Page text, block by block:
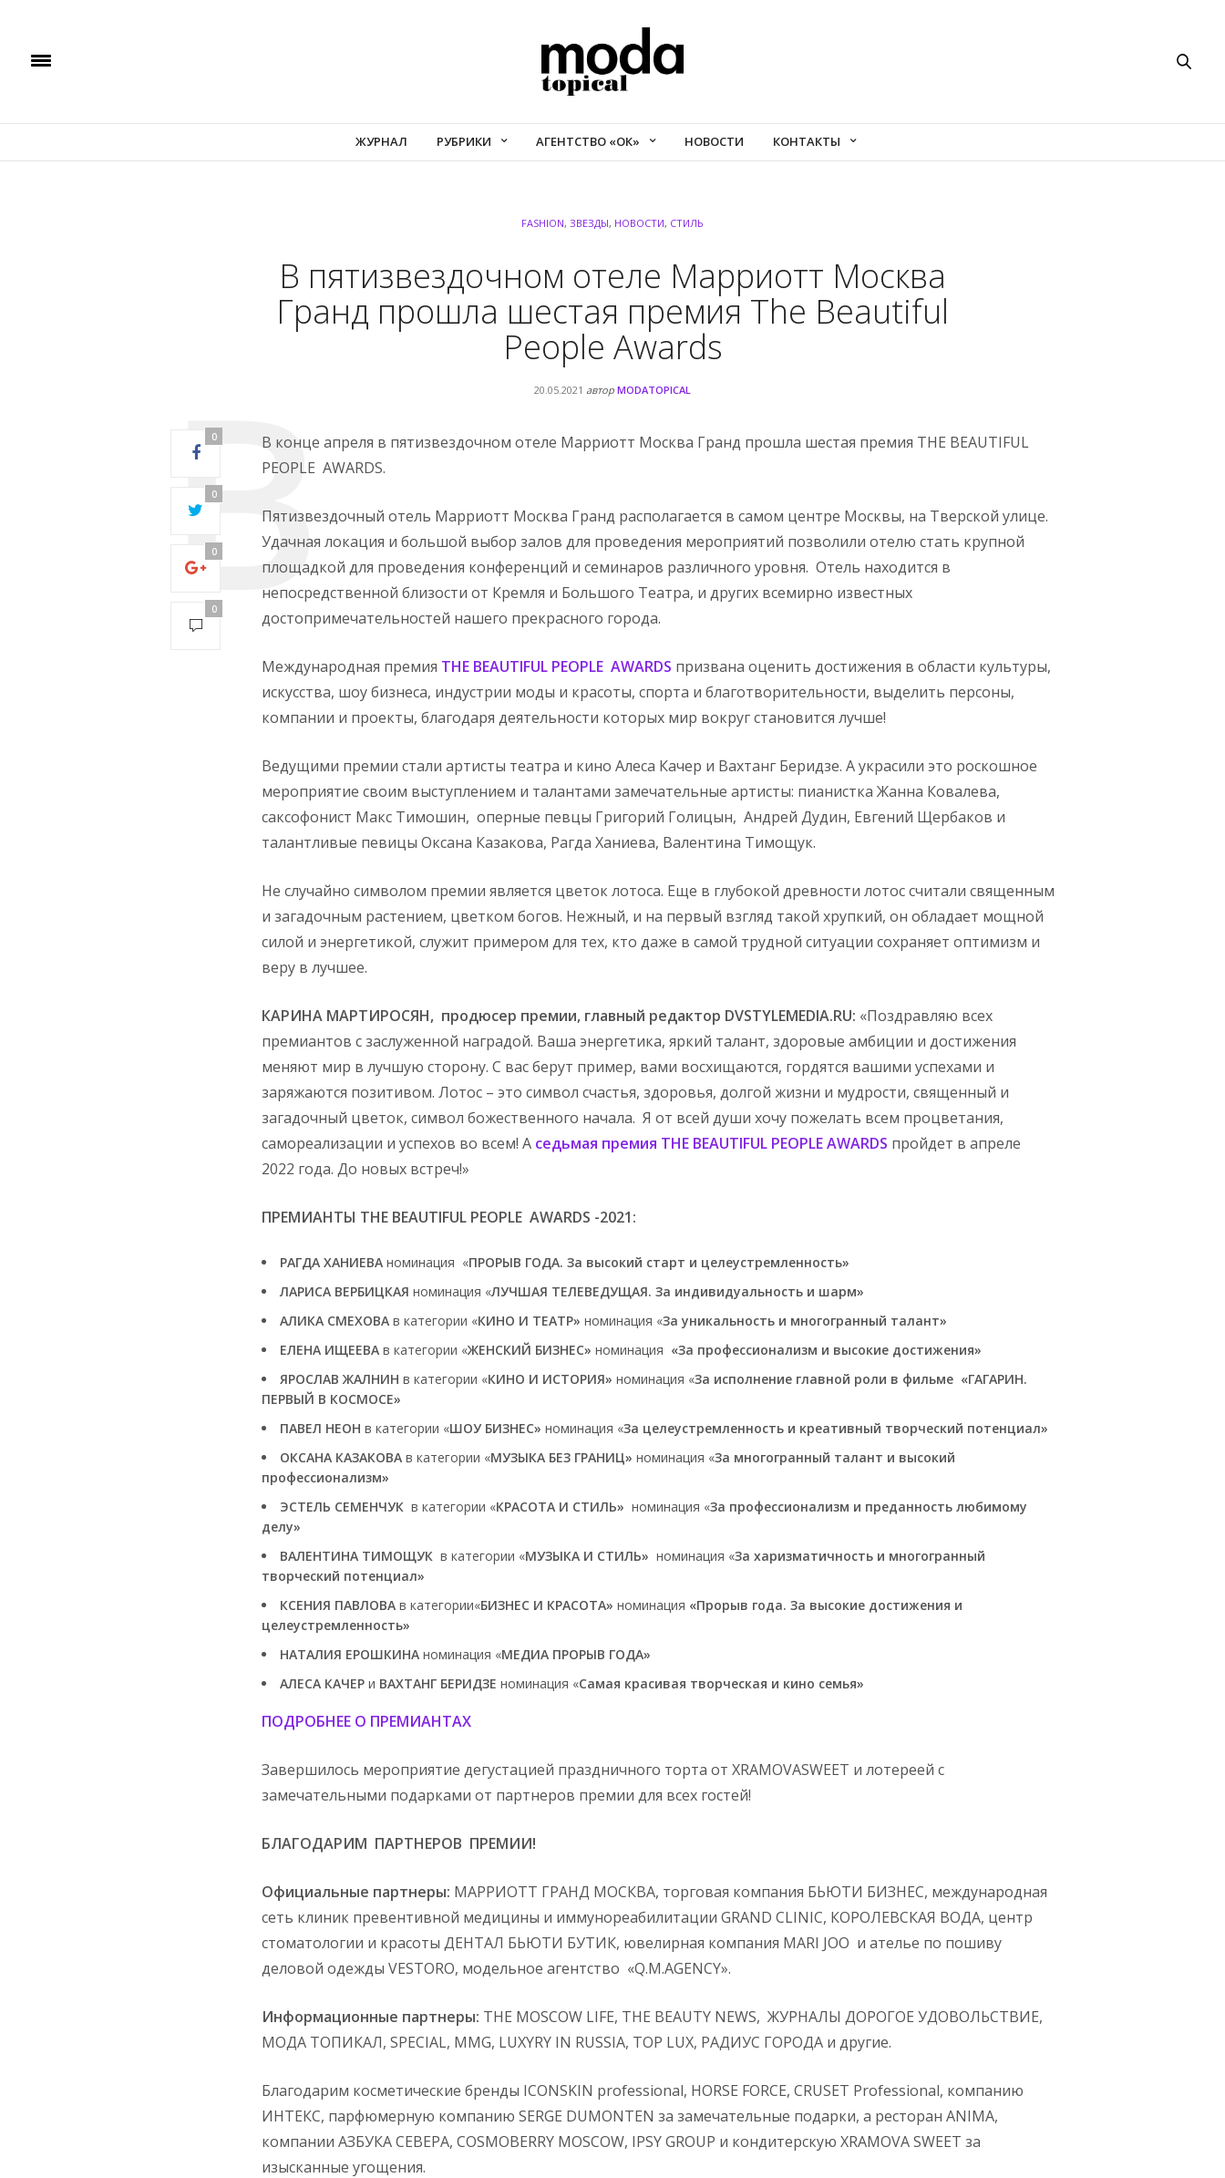
ЖУРНАЛ РУБРИКИ АГЕНТСТВО «ОК» НОВОСТИ КОНТАКТЫ
FASHION, ЗВЕЗДЫ, НОВОСТИ, СТИЛЬ
В пятизвездочном отеле Марриотт Москва
Гранд прошла шестая премия The Beautiful
People Awards
20.05.2021 автор MODATOPICAL
0
0
0
0
В конце апреля в пятизвездочном отеле Марриотт Москва Гранд прошла шестая премия THE BEAUTIFUL
PEOPLE AWARDS.
Пятизвездочный отель Марриотт Москва Гранд располагается в самом центре Москвы, на Тверской улице.
Удачная локация и большой выбор залов для проведения мероприятий позволили отелю стать крупной
площадкой для проведения конференций и семинаров различного уровня. Отель находится в
непосредственной близости от Кремля и Большого Театра, и других всемирно известных
достопримечательностей нашего прекрасного города.
Международная премия THE BEAUTIFUL PEOPLE AWARDS призвана оценить достижения в области культуры,
искусства, шоу бизнеса, индустрии моды и красоты, спорта и благотворительности, выделить персоны,
компании и проекты, благодаря деятельности которых мир вокруг становится лучше!
Ведущими премии стали артисты театра и кино Алеса Качер и Вахтанг Беридзе. А украсили это роскошное
мероприятие своим выступлением и талантами замечательные артисты: пианистка Жанна Ковалева,
саксофонист Макс Тимошин, оперные певцы Григорий Голицын, Андрей Дудин, Евгений Щербаков и
талантливые певицы Оксана Казакова, Рагда Ханиева, Валентина Тимощук.
Не случайно символом премии является цветок лотоса. Еще в глубокой древности лотос считали священным
и загадочным растением, цветком богов. Нежный, и на первый взгляд такой хрупкий, он обладает мощной
силой и энергетикой, служит примером для тех, кто даже в самой трудной ситуации сохраняет оптимизм и
веру в лучшее.
КАРИНА МАРТИРОСЯН, продюсер премии, главный редактор DVSTYLEMEDIA.RU: «Поздравляю всех
премиантов с заслуженной наградой. Ваша энергетика, яркий талант, здоровые амбиции и достижения
меняют мир в лучшую сторону. С вас берут пример, вами восхищаются, гордятся вашими успехами и
заряжаются позитивом. Лотос – это символ счастья, здоровья, долгой жизни и мудрости, священный и
загадочный цветок, символ божественного начала. Я от всей души хочу пожелать всем процветания,
самореализации и успехов во всем! А седьмая премия THE BEAUTIFUL PEOPLE AWARDS пройдет в апреле
2022 года. До новых встреч!»
ПРЕМИАНТЫ THE BEAUTIFUL PEOPLE AWARDS -2021:
РАГДА ХАНИЕВА номинация «ПРОРЫВ ГОДА. За высокий старт и целеустремленность»
ЛАРИСА ВЕРБИЦКАЯ номинация «ЛУЧШАЯ ТЕЛЕВЕДУЩАЯ. За индивидуальность и шарм»
АЛИКА СМЕХОВА в категории «КИНО И ТЕАТР» номинация «За уникальность и многогранный талант»
ЕЛЕНА ИЩЕЕВА в категории «ЖЕНСКИЙ БИЗНЕС» номинация «За профессионализм и высокие достижения»
ЯРОСЛАВ ЖАЛНИН в категории «КИНО И ИСТОРИЯ» номинация «За исполнение главной роли в фильме «ГАГАРИН.
ПЕРВЫЙ В КОСМОСЕ»
ПАВЕЛ НЕОН в категории «ШОУ БИЗНЕС» номинация «За целеустремленность и креативный творческий потенциал»
ОКСАНА КАЗАКОВА в категории «МУЗЫКА БЕЗ ГРАНИЦ» номинация «За многогранный талант и высокий
профессионализм»
ЭСТЕЛЬ СЕМЕНЧУК в категории «КРАСОТА И СТИЛЬ» номинация «За профессионализм и преданность любимому
делу»
ВАЛЕНТИНА ТИМОЩУК в категории «МУЗЫКА И СТИЛЬ» номинация «За харизматичность и многогранный
творческий потенциал»
КСЕНИЯ ПАВЛОВА в категории«БИЗНЕС И КРАСОТА» номинация «Прорыв года. За высокие достижения и
целеустремленность»
НАТАЛИЯ ЕРОШКИНА номинация «МЕДИА ПРОРЫВ ГОДА»
АЛЕСА КАЧЕР и ВАХТАНГ БЕРИДЗЕ номинация «Самая красивая творческая и кино семья»
ПОДРОБНЕЕ О ПРЕМИАНТАХ
Завершилось мероприятие дегустацией праздничного торта от XRAMOVASWEET и лотереей с
замечательными подарками от партнеров премии для всех гостей!
БЛАГОДАРИМ ПАРТНЕРОВ ПРЕМИИ!
Официальные партнеры: МАРРИОТТ ГРАНД МОСКВА, торговая компания БЬЮТИ БИЗНЕС, международная
сеть клиник превентивной медицины и иммунореабилитации GRAND CLINIC, КОРОЛЕВСКАЯ ВОДА, центр
стоматологии и красоты ДЕНТАЛ БЬЮТИ БУТИК, ювелирная компания MARI JOO и ателье по пошиву
деловой одежды VESTORO, модельное агентство «Q.M.AGENCY».
Информационные партнеры: THE MOSCOW LIFE, THE BEAUTY NEWS, ЖУРНАЛЫ ДОРОГОЕ УДОВОЛЬСТВИЕ,
МОДА ТОПИКАЛ, SPECIAL, MMG, LUXYRY IN RUSSIA, TOP LUX, РАДИУС ГОРОДА и другие.
Благодарим косметические бренды ICONSKIN professional, HORSE FORCE, CRUSET Professional, компанию
ИНТЕКС, парфюмерную компанию SERGE DUMONTEN за замечательные подарки, а ресторан ANIMA,
компании АЗБУКА СЕВЕРА, COSMOBERRY MOSCOW, IPSY GROUP и кондитерскую XRAMOVA SWEET за
изысканные угощения.